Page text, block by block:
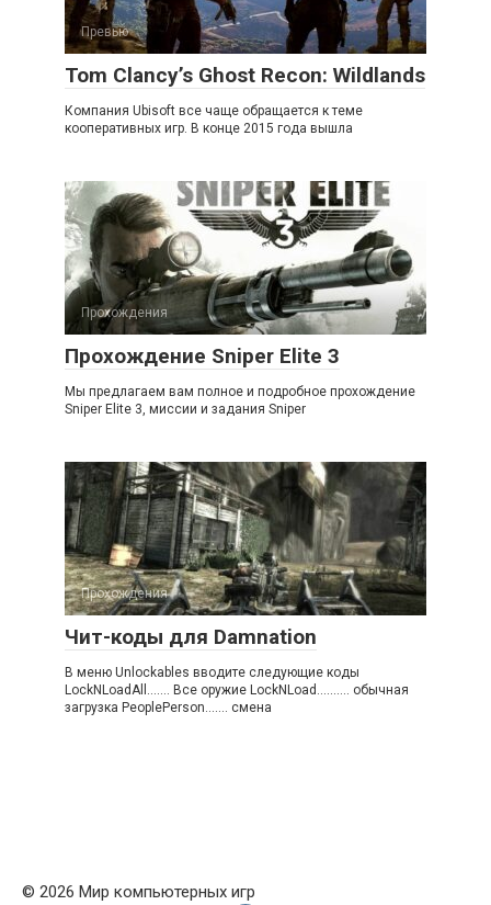
Превью
Tom Clancy’s Ghost Recon: Wildlands
Компания Ubisoft все чаще обращается к теме
кооперативных игр. В конце 2015 года вышла
Прохождения
Прохождение Sniper Elite 3
Мы предлагаем вам полное и подробное прохождение
Sniper Elite 3, миссии и задания Sniper
Прохождения
Чит-коды для Damnation
В меню Unlockables вводите следующие коды
LockNLoadAll……. Все оружие LockNLoad………. обычная
загрузка PeoplePerson……. смена
© 2026 Мир компьютерных игр